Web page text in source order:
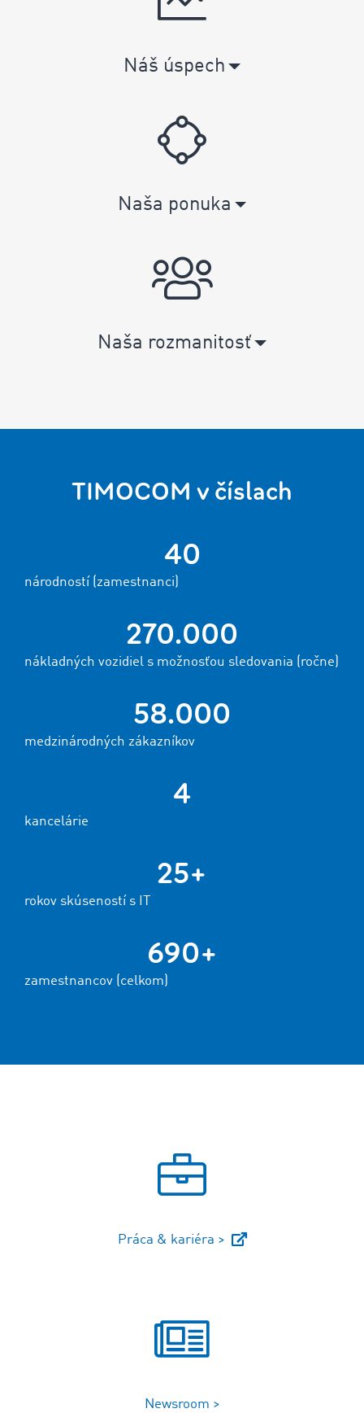
Náš úspech
Naša ponuka
Naša rozmanitosť
TIMOCOM v číslach
40
národností (zamestnanci)
270.000
nákladných vozidiel s možnosťou sledovania (ročne)
58.000
medzinárodných zákazníkov
4
kancelárie
25+
rokov skúseností s IT
690+
zamestnancov (celkom)
Práca & kariéra >
Newsroom >